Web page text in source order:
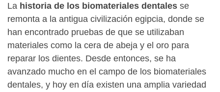
La historia de los biomateriales dentales se
remonta a la antigua civilización egipcia, donde se
han encontrado pruebas de que se utilizaban
materiales como la cera de abeja y el oro para
reparar los dientes. Desde entonces, se ha
avanzado mucho en el campo de los biomateriales
dentales, y hoy en día existen una amplia variedad